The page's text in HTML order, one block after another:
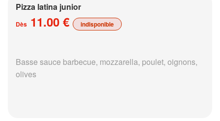
Pizza latina junior
Dès 11.00 € indisponible
Basse sauce barbecue, mozzarella, poulet, oignons,
olives